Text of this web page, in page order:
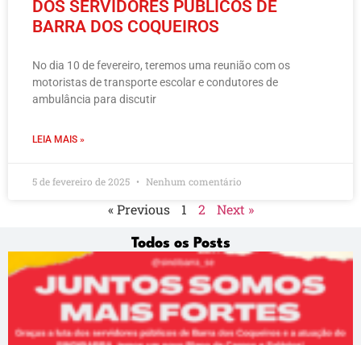
DOS SERVIDORES PÚBLICOS DE
BARRA DOS COQUEIROS
No dia 10 de fevereiro, teremos uma reunião com os
motoristas de transporte escolar e condutores de
ambulância para discutir
LEIA MAIS »
5 de fevereiro de 2025 Nenhum comentário
« Previous 1 2 Next »
Todos os Posts